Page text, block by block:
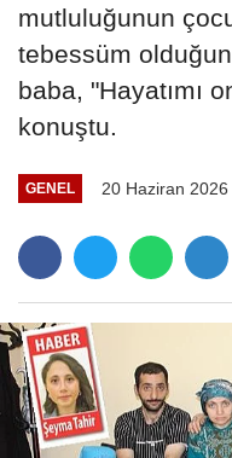
mutluluğunun
tebessüm
baba, "Hayatımı
konuştu.
GENEL 20 Haziran